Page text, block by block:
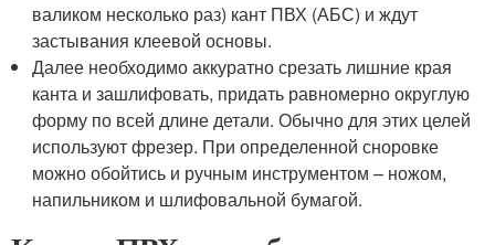
валиком несколько раз) кант ПВХ (АБС) и ждут
застывания клеевой основы.
Далее необходимо аккуратно срезать лишние края
канта и зашлифовать, придать равномерно округлую
форму по всей длине детали. Обычно для этих целей
используют фрезер. При определенной сноровке
можно обойтись и ручным инструментом – ножом,
напильником и шлифовальной бумагой.